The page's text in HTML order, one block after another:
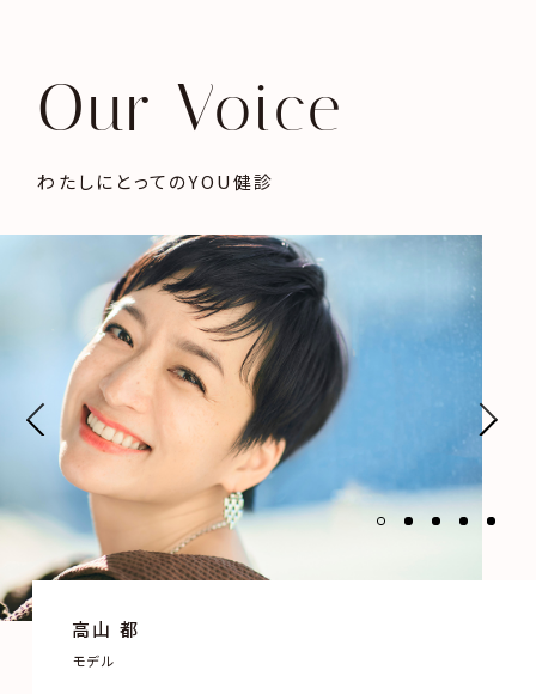
Our Voice
わたしにとってのYOU健診
高山 都
モデル